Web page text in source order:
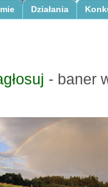
Działania
- baner